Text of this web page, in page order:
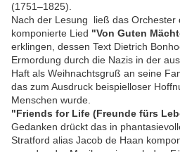
(1751–1825).
Nach der Lesung ließ das Orchester
komponierte Lied "Von Guten
erklingen, dessen Text Dietrich
Ermordung durch die Nazis in der
Haft als Weihnachtsgruß an seine
das zum Ausdruck beispielloser
Menschen wurde.
"Friends for Life (Freunde fürs
Gedanken drückt das in
Stratford alias Jacob de Haan